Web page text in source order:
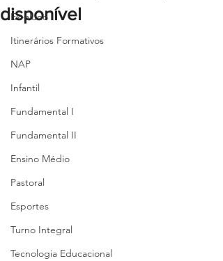
Ex-aluno
Itinerários Formativos
NAP
Infantil
Fundamental I
Fundamental II
Ensino Médio
Pastoral
Esportes
Turno Integral
Tecnologia Educacional
disponível